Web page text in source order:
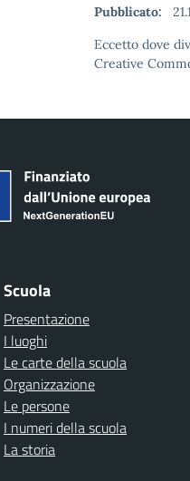
Pubblicato:
Eccetto dove
Creative
Scuola
Presentazione
I luoghi
Le carte della scuola
Organizzazione
Le persone
I numeri della scuola
La storia